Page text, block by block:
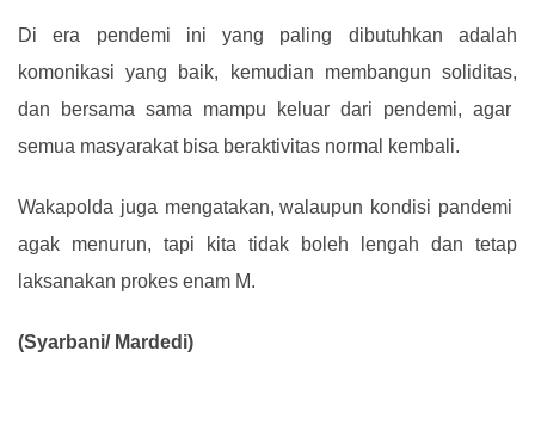
Di era pendemi ini yang paling dibutuhkan adalah
komonikasi yang baik, kemudian membangun soliditas,
dan bersama sama mampu keluar dari pendemi, agar
semua masyarakat bisa beraktivitas normal kembali.
Wakapolda juga mengatakan, walaupun kondisi pandemi
agak menurun, tapi kita tidak boleh lengah dan tetap
laksanakan prokes enam M.
(Syarbani/ Mardedi)